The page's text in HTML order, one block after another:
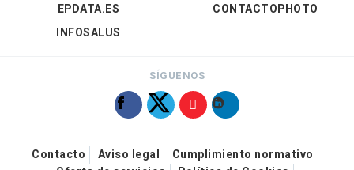
EPDATA.ES
INFOSALUS
CONTACTOPHOTO
SÍGUENOS
Contacto Aviso legal
Cumplimiento normativo